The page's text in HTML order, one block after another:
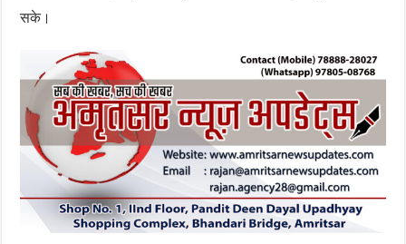
सके।